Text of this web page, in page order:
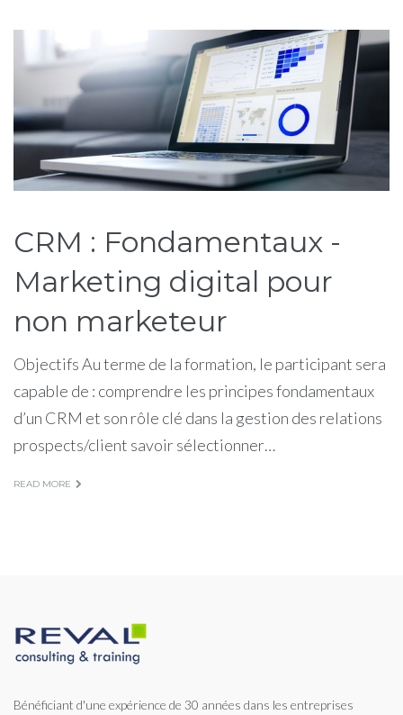
Étiquette :
CRM
CRM : Fondamentaux -
Marketing digital pour
non marketeur
Objectifs Au terme de la formation, le participant sera
capable de : comprendre les principes fondamentaux
d’un CRM et son rôle clé dans la gestion des relations
prospects/client savoir sélectionner…
READ MORE
Bénéficiant d'une expérience de 30 années dans les entreprises